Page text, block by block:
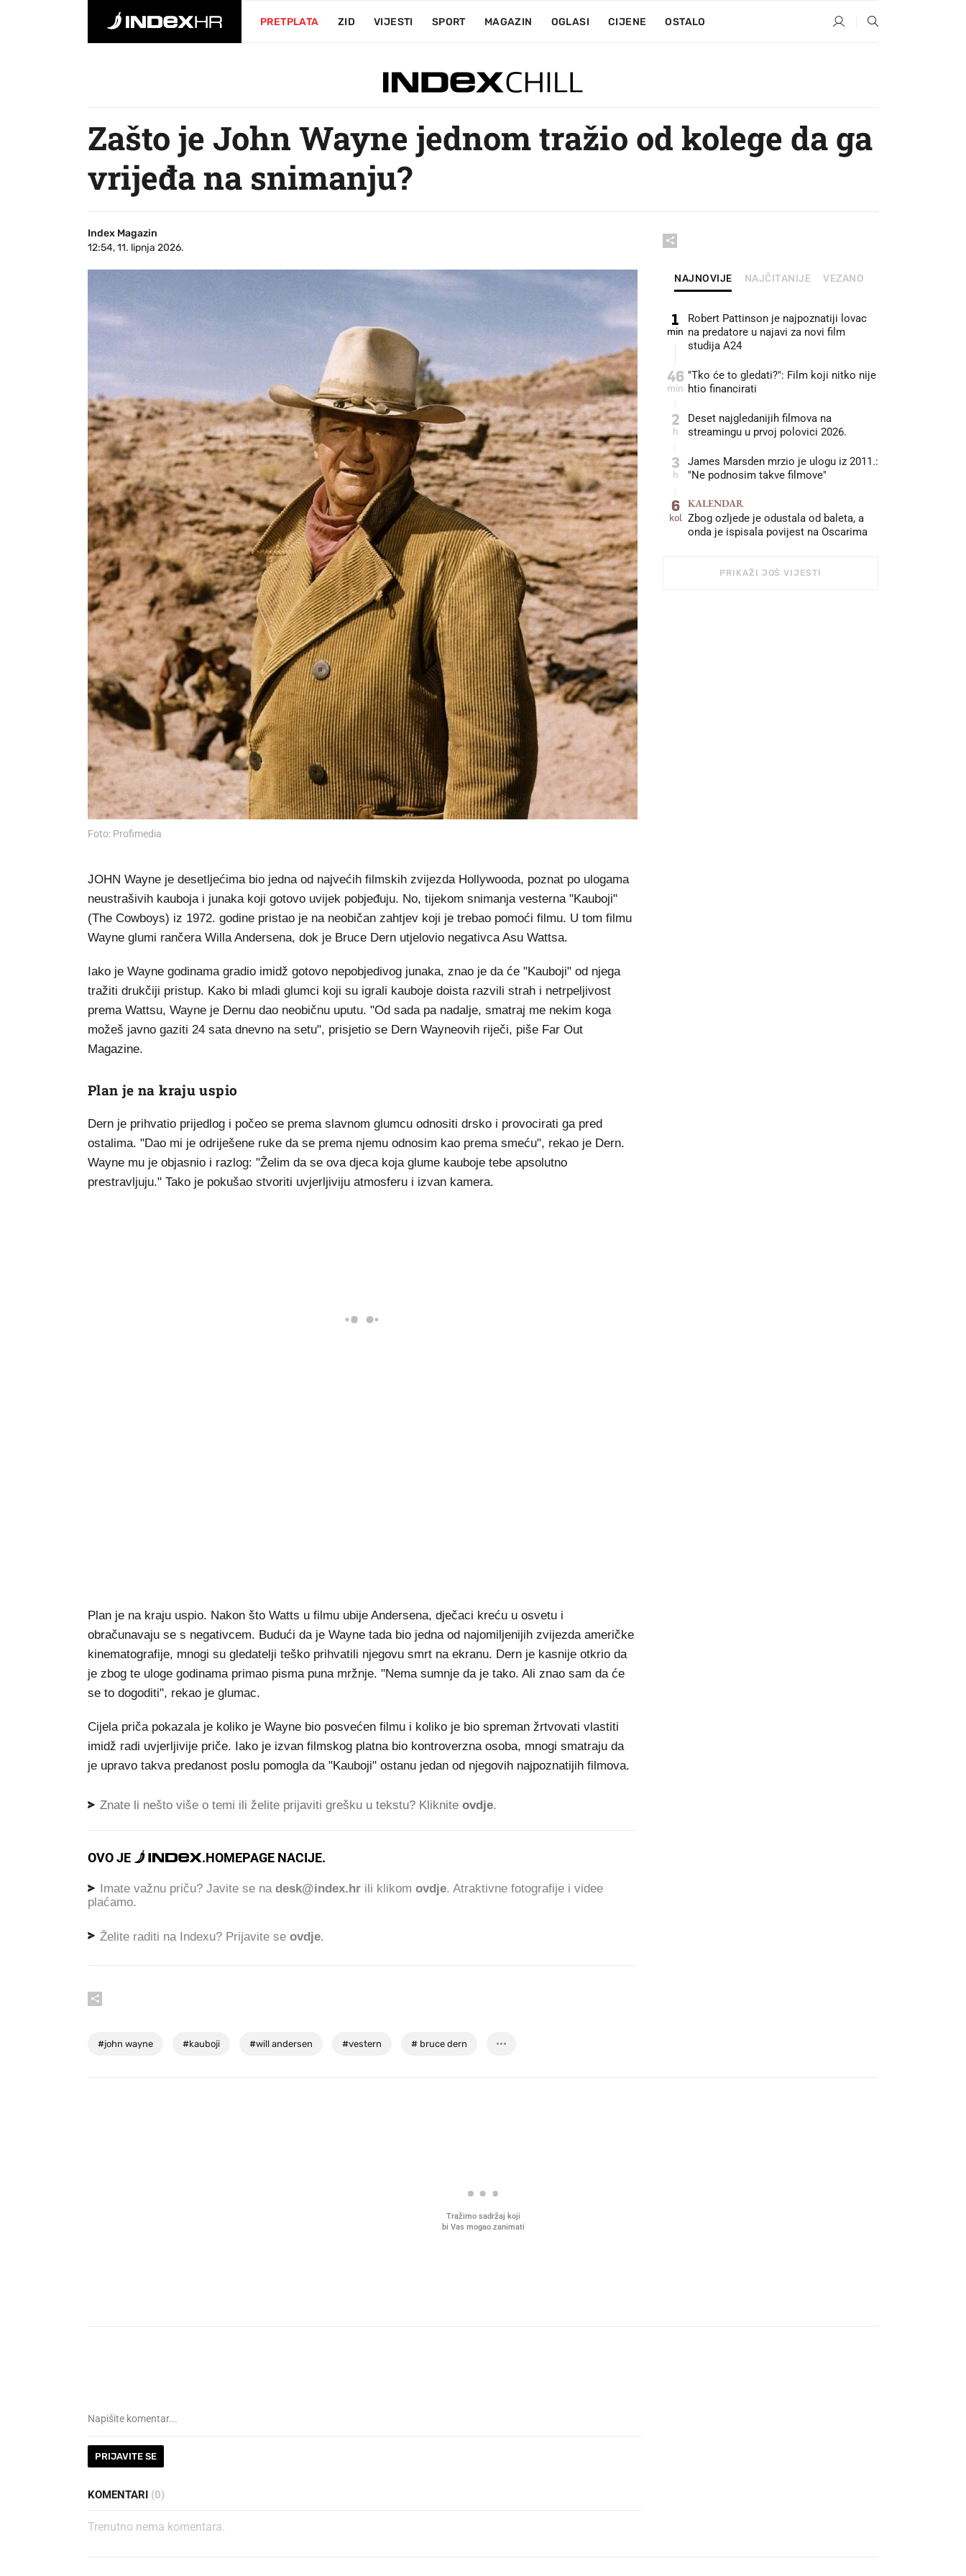
PRETPLATA ZID VIJESTI SPORT MAGAZIN OGLASI CIJENE OSTALO
Zašto je John Wayne jednom tražio od kolege da ga
vrijeđa na snimanju?
Index Magazin
12:54, 11. lipnja 2026.
Foto: Profimedia
JOHN Wayne je desetljećima bio jedna od najvećih filmskih zvijezda Hollywooda, poznat po ulogama
neustrašivih kauboja i junaka koji gotovo uvijek pobjeđuju. No, tijekom snimanja vesterna "Kauboji"
(The Cowboys) iz 1972. godine pristao je na neobičan zahtjev koji je trebao pomoći filmu. U tom filmu
Wayne glumi rančera Willa Andersena, dok je Bruce Dern utjelovio negativca Asu Wattsa.
Iako je Wayne godinama gradio imidž gotovo nepobjedivog junaka, znao je da će "Kauboji" od njega
tražiti drukčiji pristup. Kako bi mladi glumci koji su igrali kauboje doista razvili strah i netrpeljivost
prema Wattsu, Wayne je Dernu dao neobičnu uputu. "Od sada pa nadalje, smatraj me nekim koga
možeš javno gaziti 24 sata dnevno na setu", prisjetio se Dern Wayneovih riječi, piše Far Out
Magazine.
Plan je na kraju uspio
Dern je prihvatio prijedlog i počeo se prema slavnom glumcu odnositi drsko i provocirati ga pred
ostalima. "Dao mi je odriješene ruke da se prema njemu odnosim kao prema smeću", rekao je Dern.
Wayne mu je objasnio i razlog: "Želim da se ova djeca koja glume kauboje tebe apsolutno
prestravljuju." Tako je pokušao stvoriti uvjerljiviju atmosferu i izvan kamera.
Plan je na kraju uspio. Nakon što Watts u filmu ubije Andersena, dječaci kreću u osvetu i
obračunavaju se s negativcem. Budući da je Wayne tada bio jedna od najomiljenijih zvijezda američke
kinematografije, mnogi su gledatelji teško prihvatili njegovu smrt na ekranu. Dern je kasnije otkrio da
je zbog te uloge godinama primao pisma puna mržnje. "Nema sumnje da je tako. Ali znao sam da će
se to dogoditi", rekao je glumac.
Cijela priča pokazala je koliko je Wayne bio posvećen filmu i koliko je bio spreman žrtvovati vlastiti
imidž radi uvjerljivije priče. Iako je izvan filmskog platna bio kontroverzna osoba, mnogi smatraju da
je upravo takva predanost poslu pomogla da "Kauboji" ostanu jedan od njegovih najpoznatijih filmova.
Znate li nešto više o temi ili želite prijaviti grešku u tekstu? Kliknite ovdje.
OVO JE .HOMEPAGE NACIJE.
Imate važnu priču? Javite se na desk@index.hr ili klikom ovdje. Atraktivne fotografije i videe
plaćamo.
Želite raditi na Indexu? Prijavite se ovdje.
#john wayne #kauboji #will andersen #vestern # bruce dern
NAJNOVIJE NAJČITANIJE VEZANO
1
min
Robert Pattinson je najpoznatiji lovac
na predatore u najavi za novi film
studija A24
46
min
"Tko će to gledati?": Film koji nitko nije
htio financirati
2
h
Deset najgledanijih filmova na
streamingu u prvoj polovici 2026.
3
h
James Marsden mrzio je ulogu iz 2011.:
"Ne podnosim takve filmove"
6
kol
KALENDAR
Zbog ozljede je odustala od baleta, a
onda je ispisala povijest na Oscarima
PRIKAŽI JOŠ VIJESTI
Tražimo sadržaj koji
bi Vas mogao zanimati
PRIJAVITE SE
KOMENTARI (0)
Trenutno nema komentara.